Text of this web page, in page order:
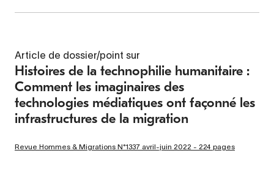
Article de dossier/point sur
Histoires de la technophilie humanitaire :
Comment les imaginaires des
technologies médiatiques ont façonné les
infrastructures de la migration
Revue Hommes & Migrations N°1337 avril-juin 2022 - 224 pages